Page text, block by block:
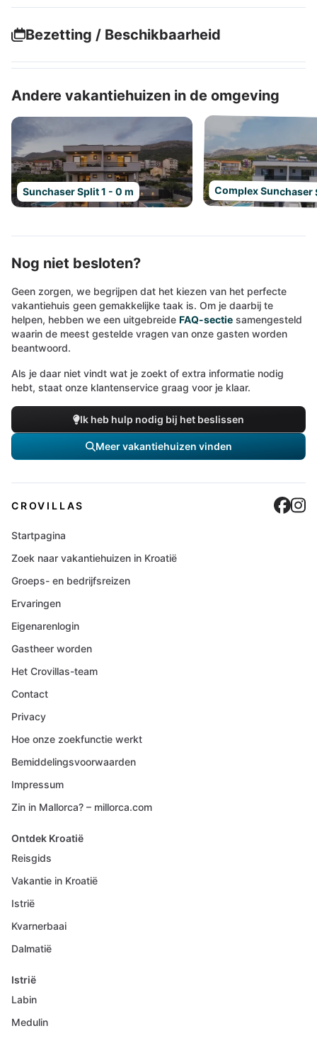
Bezetting / Beschikbaarheid
Andere vakantiehuizen in de omgeving
Sunchaser Split 1 - 0 m Complex Sunchaser
Nog niet besloten?
Geen zorgen, we begrijpen dat het kiezen van het perfecte
vakantiehuis geen gemakkelijke taak is. Om je daarbij te
helpen, hebben we een uitgebreide FAQ-sectie samengesteld
waarin de meest gestelde vragen van onze gasten worden
beantwoord.
Als je daar niet vindt wat je zoekt of extra informatie nodig
hebt, staat onze klantenservice graag voor je klaar.
Ik heb hulp nodig bij het beslissen
Meer vakantiehuizen vinden
CROVILLAS
Startpagina
Zoek naar vakantiehuizen in Kroatië
Groeps- en bedrijfsreizen
Ervaringen
Eigenarenlogin
Gastheer worden
Het Crovillas-team
Contact
Privacy
Hoe onze zoekfunctie werkt
Bemiddelingsvoorwaarden
Impressum
Zin in Mallorca? – millorca.com
Ontdek Kroatië
Reisgids
Vakantie in Kroatië
Istrië
Kvarnerbaai
Dalmatië
Istrië
Labin
Medulin